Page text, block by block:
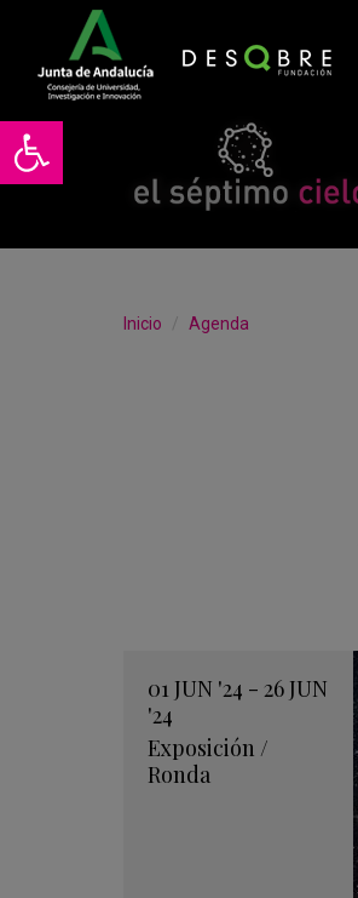
Abrir barra de herramientas
Inicio Agenda
01 JUN '24 - 26 JUN
'24
Exposición /
Ronda